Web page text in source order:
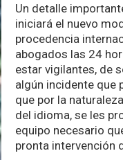
Un detalle
iniciará el nuevo
procedencia
abogados las 24
estar vigilantes, de
algún incidente que
que por la
del idioma, se les
equipo necesario
pronta intervención